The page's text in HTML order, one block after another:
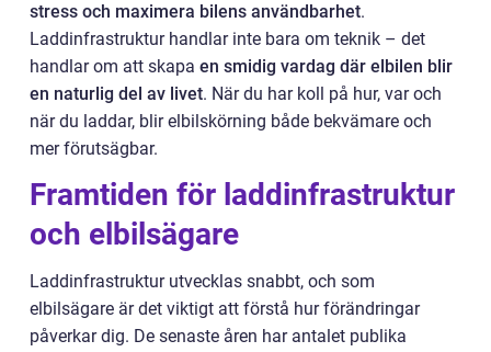
stress och maximera bilens användbarhet.
Laddinfrastruktur handlar inte bara om teknik – det
handlar om att skapa en smidig vardag där elbilen blir
en naturlig del av livet. När du har koll på hur, var och
när du laddar, blir elbilskörning både bekvämare och
mer förutsägbar.
Framtiden för laddinfrastruktur
och elbilsägare
Laddinfrastruktur utvecklas snabbt, och som
elbilsägare är det viktigt att förstå hur förändringar
påverkar dig. De senaste åren har antalet publika